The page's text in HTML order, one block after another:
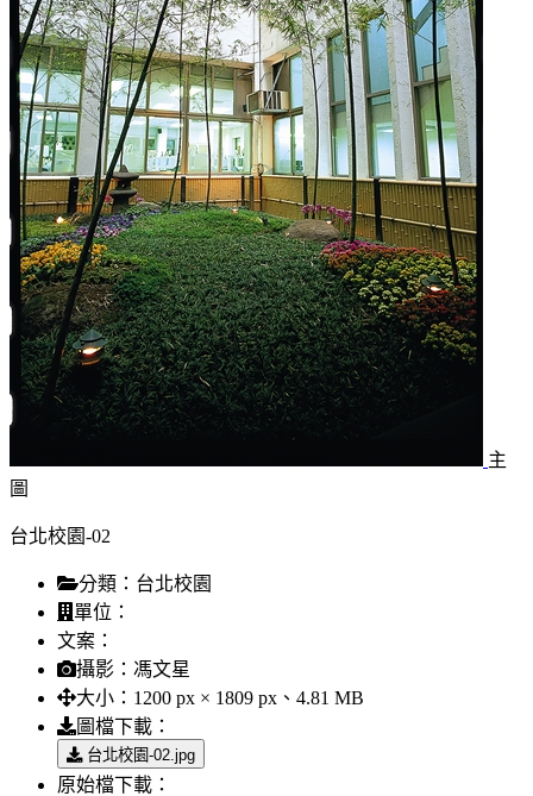
主
圖
台北校園-02
分類： 台北校園
單位：
文案：
攝影： 馮文星
大小： 1200 px × 1809 px、4.81 MB
圖檔下載：
台北校園-02.jpg
原始檔下載：